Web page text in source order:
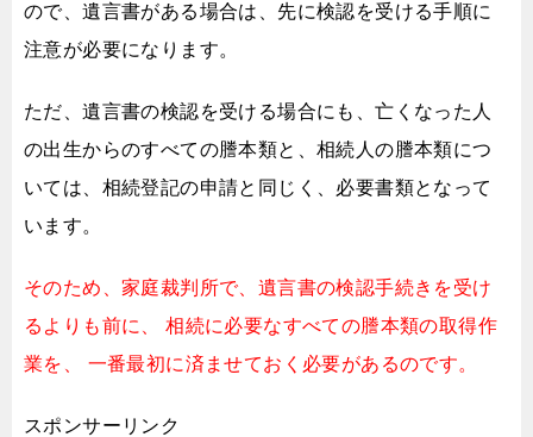
ので、遺言書がある場合は、先に検認を受ける手順に
注意が必要になります。
ただ、遺言書の検認を受ける場合にも、亡くなった人
の出生からのすべての謄本類と、相続人の謄本類につ
いては、 相続登記の申請と同じく、必要書類となって
います。
そのため、家庭裁判所で、遺言書の検認手続きを受け
るよりも前に、
相続に必要なすべての謄本類の取得作
業を、
一番最初に済ませておく必要があるのです。
スポンサーリンク